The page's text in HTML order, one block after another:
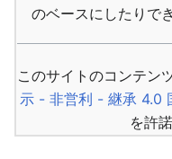
のベースにしたりで
このサイトのコンテン
示 - 非営利 - 継承 4.0
を許